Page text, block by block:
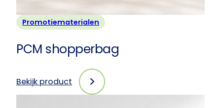
Promotiematerialen
PCM shopperbag
Bekijk product
: